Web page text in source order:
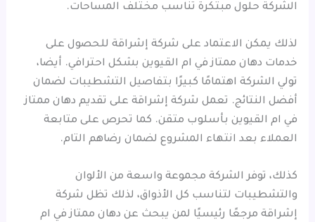
الشركة حلول مبتكرة تناسب مختلف المساحات.
لذلك يمكن الاعتماد على شركة إشراقة للحصول على
خدمات دهان ممتاز في ام القيوين بشكل احترافي. أيضا،
تولي الشركة اهتمامًا كبيرًا بتفاصيل التشطيبات لضمان
أفضل النتائج. تعمل شركة إشراقة على تقديم دهان ممتاز
في ام القيوين بأسلوب متقن. كما تحرص على متابعة
العملاء بعد انتهاء المشروع لضمان رضاهم التام.
كذلك، توفر الشركة مجموعة واسعة من الألوان
والتشطيبات لتناسب كل الأذواق، لذلك تظل شركة
إشراقة مرجعًا رئيسيًا لمن يبحث عن دهان ممتاز في ام